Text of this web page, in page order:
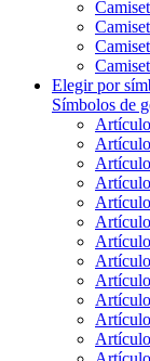
Elegir por
Símbolos de